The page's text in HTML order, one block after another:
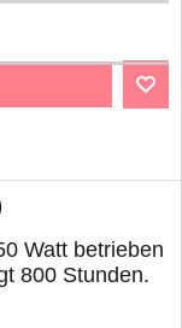
Watt betrieben
800 Stunden.